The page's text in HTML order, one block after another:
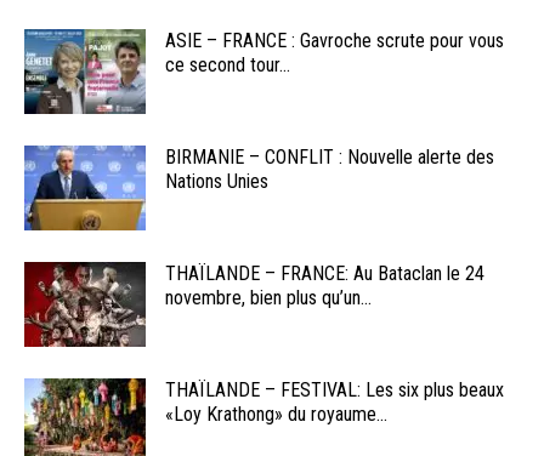
ASIE – FRANCE : Gavroche scrute pour vous
ce second tour...
BIRMANIE – CONFLIT : Nouvelle alerte des
Nations Unies
THAÏLANDE – FRANCE: Au Bataclan le 24
novembre, bien plus qu’un...
THAÏLANDE – FESTIVAL: Les six plus beaux
«Loy Krathong» du royaume...